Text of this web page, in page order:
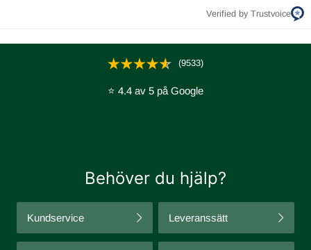
Verified by Trustvoice
(9533)
⭐ 4.4 av 5 på Google
Behöver du hjälp?
Kundservice Leveranssätt